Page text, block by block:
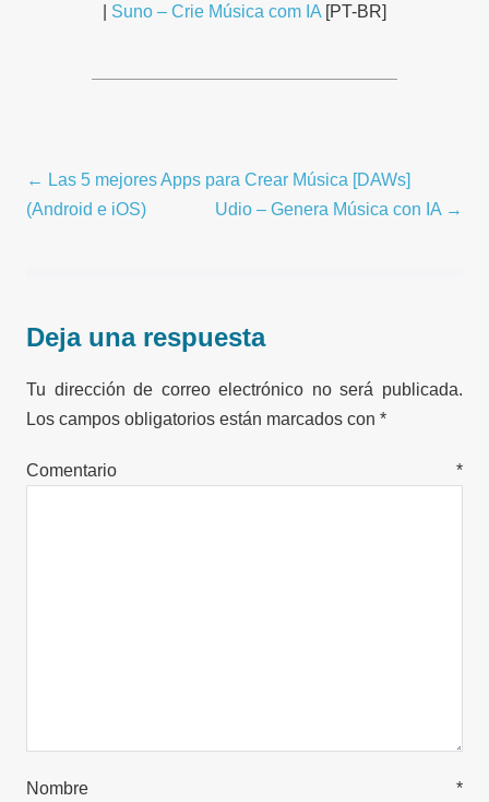
Suno – Crie Música com IA [PT-BR]
Navegación
por
← Las 5 mejores Apps para Crear Música [DAWs]
(Android e iOS)
Udio – Genera Música con IA →
Deja una respuesta
Tu dirección de correo electrónico no será publicada.
Los campos obligatorios están marcados con*
Comentario *
Nombre *